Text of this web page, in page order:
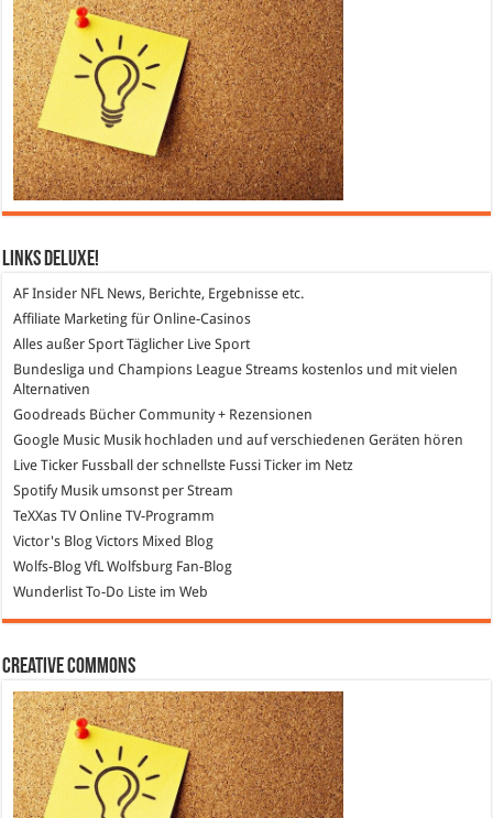
Links DeLuXe!
AF Insider NFL News, Berichte, Ergebnisse etc.
Affiliate Marketing für Online-Casinos
Alles außer Sport Täglicher Live Sport
Bundesliga und Champions League Streams kostenlos und mit vielen
Alternativen
Goodreads Bücher Community + Rezensionen
Google Music Musik hochladen und auf verschiedenen Geräten hören
Live Ticker Fussball der schnellste Fussi Ticker im Netz
SpotifyMusik umsonst per Stream
TeXXas TVOnline TV-Programm
Victor's Blog Victors Mixed Blog
Wolfs-Blog VfL Wolfsburg Fan-Blog
Wunderlist To-Do Liste im Web
Creative Commons